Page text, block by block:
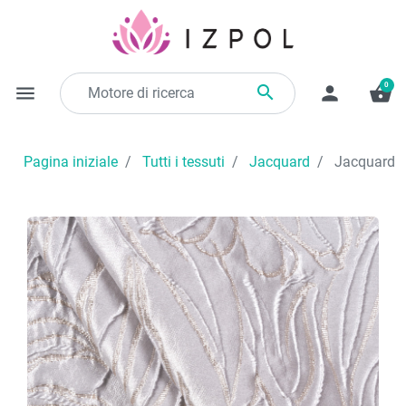
menu  person shopping_basket
0
Pagina iniziale Tutti i tessuti Jacquard Jacquard